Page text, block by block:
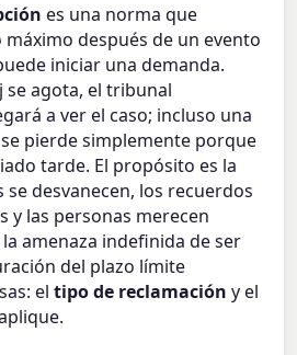
es una norma que
después de un evento
iniciar una demanda.
se agota, el tribunal
a ver el caso; incluso una
pierde simplemente porque
tarde. El propósito es la
se desvanecen, los recuerdos
y las personas merecen
amenaza indefinida de ser
del plazo límite
eltipo de reclamación y el